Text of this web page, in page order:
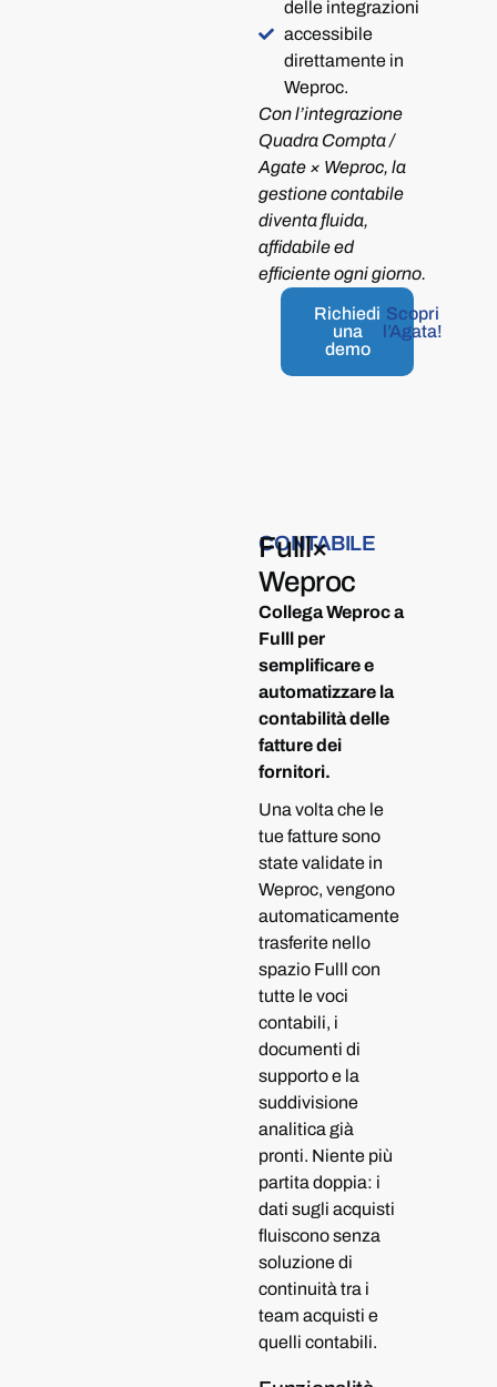
delle integrazioni
accessibile
direttamente in
Weproc.
Con l’integrazione
Quadra Compta /
Agate × Weproc, la
gestione contabile
diventa fluida,
affidabile ed
efficiente ogni giorno.
Richiedi
una
demo
Scopri
l’Agata!
CONTABILE
Fulll×
Weproc
Collega Weproc a
Fulll per
semplificare e
automatizzare la
contabilità delle
fatture dei
fornitori.
Una volta che le
tue fatture sono
state validate in
Weproc, vengono
automaticamente
trasferite nello
spazio Fulll con
tutte le voci
contabili, i
documenti di
supporto e la
suddivisione
analitica già
pronti. Niente più
partita doppia: i
dati sugli acquisti
fluiscono senza
soluzione di
continuità tra i
team acquisti e
quelli contabili.